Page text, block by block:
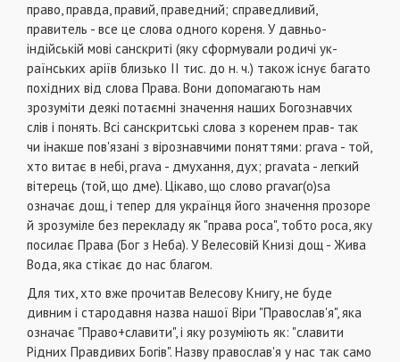
пра­во, правда, правий, праведний; справедливий,
правитель - все це слова одного кореня. У давньо­
індійській мові санскриті (яку сформували родичі ук­
раїнських аріїв близько II тис. до н. ч.) також існує багато
похідних від слова Права. Вони допомага­ють нам
зрозуміти деякі потаємні значення наших Богознавчих
слів і понять. Всі санскритські слова з коренем прав- так
чи інакше пов'язані з вірознавчими поняттями: ргаvа - той,
хто витає в небі, рravа - дмухання, дух; рravata - легкий
вітерець (той, що дме). Цікаво, що слово ргаvаг(о)sa
означає дощ, і тепер для українця його значення прозоре
й зрозумі­ле без перекладу як "права роса", тобто роса, яку
посилає Права (Бог з Неба). У Велесовій Книзі дощ - Жива
Вода, яка стікає до нас благом.
Для тих, хто вже прочитав Велесову Книгу, не буде
дивним і стародавня назва нашої Віри "Православ'я", яка
означає "Право+славити", і яку ро­зуміють як: "славити
Рідних Правдивих Богів". Наз­ву православ'я у нас так само